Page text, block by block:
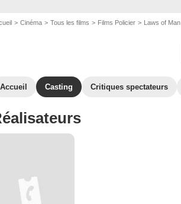
Cinéma Tous les films Films Policier Laws of Man
Accueil Casting Critiques spectateurs